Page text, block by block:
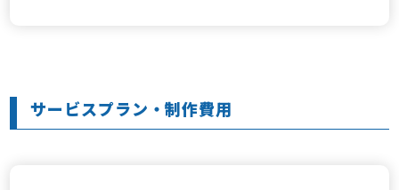
サービスプラン・制作費用